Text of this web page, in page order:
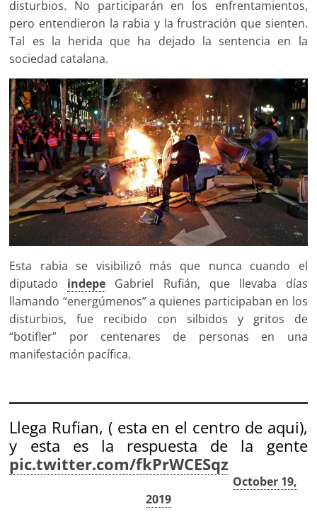
disturbios. No participarán en los enfrentamientos,
pero entendieron la rabia y la frustración que sienten.
Tal es la herida que ha dejado la sentencia en la
sociedad catalana.
Esta rabia se visibilizó más que nunca cuando el
diputado indepe Gabriel Rufián, que llevaba días
llamando “energúmenos” a quienes participaban en los
disturbios, fue recibido con silbidos y gritos de
“botifler” por centenares de personas en una
manifestación pacífica.
Llega Rufian, ( esta en el centro de aqui),
y esta es la respuesta de la gente
pic.twitter.com/fkPrWCESqz
October 19,
2019